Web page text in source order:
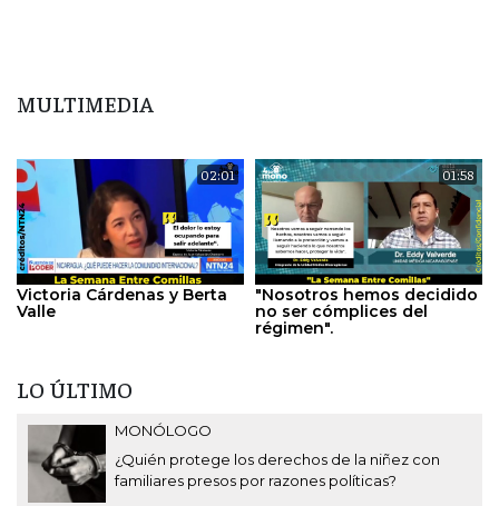
MULTIMEDIA
02:01
Victoria Cárdenas y Berta
Valle
01:58
"Nosotros hemos decidido
no ser cómplices del
régimen".
LO ÚLTIMO
MONÓLOGO
¿Quién protege los derechos de la niñez con
familiares presos por razones políticas?